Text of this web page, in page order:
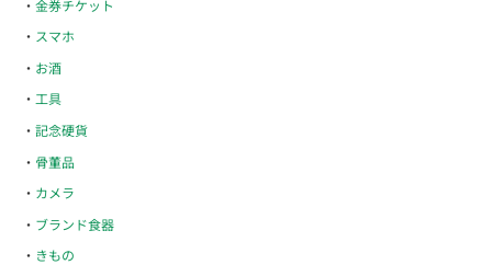
金券チケット
スマホ
お酒
工具
記念硬貨
骨董品
カメラ
ブランド食器
きもの